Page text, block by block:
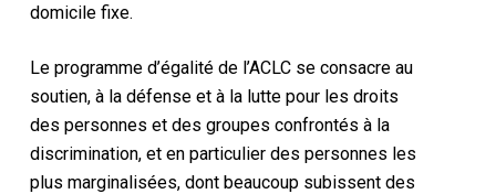
domicile fixe.
Le programme d’égalité de l’ACLC se consacre au
soutien, à la défense et à la lutte pour les droits
des personnes et des groupes confrontés à la
discrimination, et en particulier des personnes les
plus marginalisées, dont beaucoup subissent des